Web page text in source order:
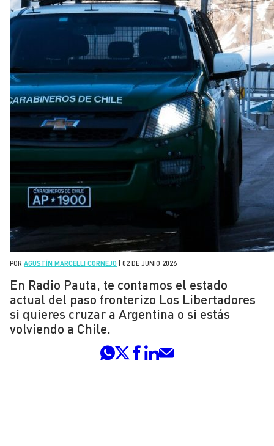
POR AGUSTÍN MARCELLI CORNEJO 02 DE JUNIO 2026
En Radio Pauta, te contamos el estado
actual del paso fronterizo Los Libertadores
si quieres cruzar a Argentina o si estás
volviendo a Chile.